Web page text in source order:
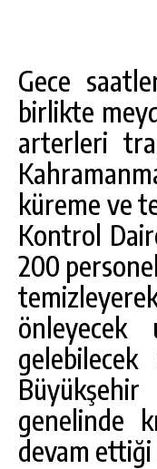
Gece
birlikte
arterleri
küreme ve
Kontrol
200
önleyecek
genelinde
devam
GÖKSUN